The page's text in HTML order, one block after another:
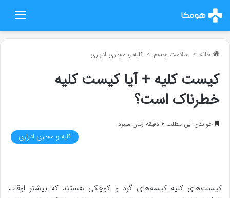
خانه > سلامت جسم > کلیه و مجاری ادراری
کیست کلیه + آیا کیست کلیه
خطرناک است؟
خواندن این مطلب 6 دقیقه زمان میبرد
کلیه و مجاری ادراری
کیست‌های کلیه کیسه‌های گرد و کوچکی هستند که بیشتر اوقات